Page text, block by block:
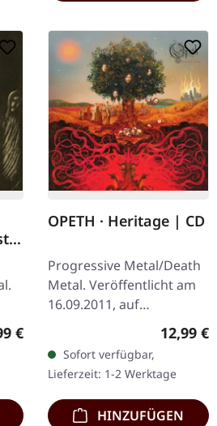
|
Of
Preis:
€
OPETH · Heritage | CD
Progressive Metal/Death
Metal. Veröffentlicht am
16.09.2011, auf
Roadrunner Records. CD
im Jewelcase. "Heritage"
markiert einen
entscheidenden…
12,99 €
Sofort verfügbar,
Lieferzeit: 1-2 Werktage
HINZUFÜGEN